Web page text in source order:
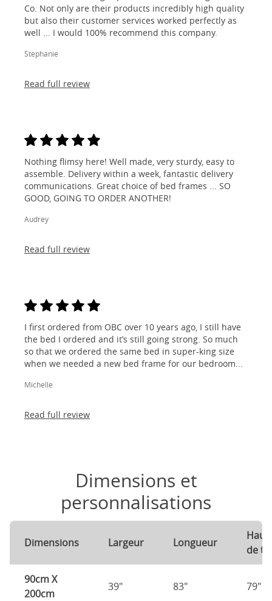
Co. Not only are their products incredibly high quality
but also their customer services worked perfectly as
well ... I would 100% recommend this company.
Stephanie
Read full review
Nothing flimsy here! Well made, very sturdy, easy to
assemble. Delivery within a week, fantastic delivery
communications. Great choice of bed frames ... SO
GOOD, GOING TO ORDER ANOTHER!
Audrey
Read full review
I first ordered from OBC over 10 years ago, I still have
the bed I ordered and it’s still going strong. So much
so that we ordered the same bed in super-king size
when we needed a new bed frame for our bedroom...
Michelle
Read full review
Dimensions et
personnalisations
Dimensions Largeur Longueur
de
90cm X
200cm
39" 83" 79"